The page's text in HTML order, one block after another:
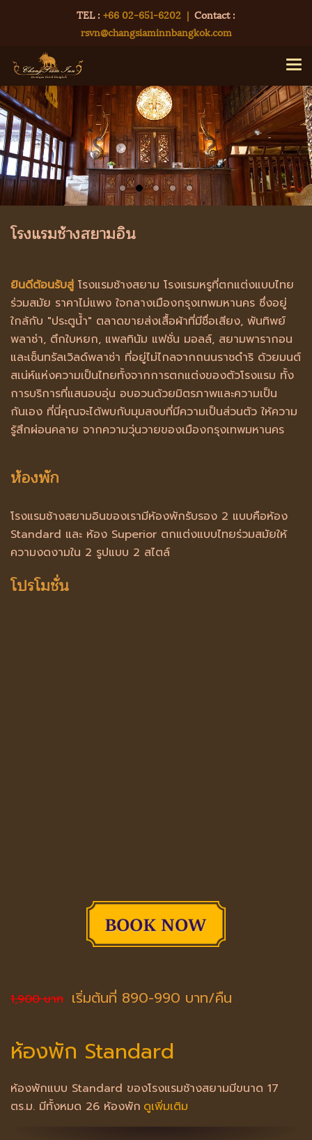
TEL : +66 02-651-6202 | Contact :
rsvn@changsiaminnbangkok.com
โรงแรมช้างสยามอิน
ยินดีต้อนรับสู่ โรงแรมช้างสยาม โรงแรมหรูที่ตกแต่งแบบไทย
ร่วมสมัย ราคาไม่แพง ใจกลางเมืองกรุงเทพมหานคร ซึ่งอยู่
ใกล้กับ "ประตูน้ำ" ตลาดขายส่งเสื้อผ้าที่มีชื่อเสียง, พันทิพย์
พลาซ่า, ตึกใบหยก, แพลทินัม แฟชั่น มอลล์, สยามพารากอน
และเซ็นทรัลเวิลด์พลาซ่า ที่อยู่ไม่ไกลจากถนนราชดำริ ด้วยมนต์
สเน่ห์แห่งความเป็นไทยทั้งจากการตกแต่งของตัวโรงแรม ทั้ง
การบริการที่แสนอบอุ่น อบอวนด้วยมิตรภาพและความเป็น
กันเอง ที่นี่คุณจะได้พบกับมุมสงบที่มีความเป็นส่วนตัว ให้ความ
รู้สึกผ่อนคลาย จากความวุ่นวายของเมืองกรุงเทพมหานคร
ห้องพัก
โรงแรมช้างสยามอินของเรามีห้องพักรับรอง 2 แบบคือห้อง
Standard และ ห้อง Superior ตกแต่งแบบไทยร่วมสมัยให้
ความงดงามใน 2 รูปแบบ 2 สไตล์
โปรโมชั่น
1,900 บาท เริ่มต้นที่ 890-990 บาท/คืน
ห้องพัก Standard
ห้องพักแบบ Standard ของโรงแรมช้างสยามมีขนาด 17
ตร.ม. มีทั้งหมด 26 ห้องพัก ดูเพิ่มเติม